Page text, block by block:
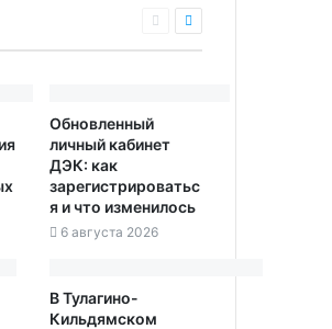
Обновленный
личный кабинет
ДЭК: как
зарегистрироватьс
я и что изменилось
6 августа 2026
В Тулагино-
Кильдямском